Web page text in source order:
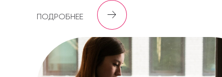
ПОДРОБНЕЕ